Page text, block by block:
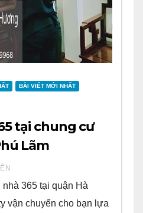
BÀI VIẾT MỚI NHẤT
tại chung cư
Lãm
365 tại quận Hà
vận chuyển cho bạn lựa